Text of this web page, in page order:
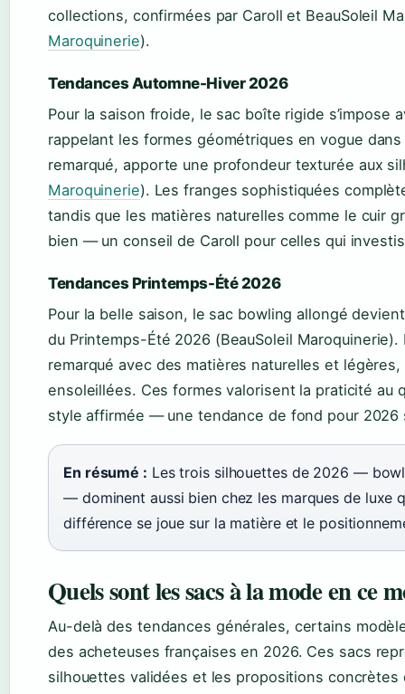
collections, confirmées par Caroll et BeauSoleil
Maroquinerie).
Tendances Automne-Hiver 2026
Pour la saison froide, le sac boîte rigide s’impose
rappelant les formes géométriques en vogue
remarqué, apporte une profondeur texturée aux
Maroquinerie). Les franges sophistiquées
tandis que les matières naturelles comme le cuir
bien — un conseil de Caroll pour celles qui
Tendances Printemps-Été 2026
Pour la belle saison, le sac bowling allongé
du Printemps-Été 2026 (BeauSoleil
remarqué avec des matières naturelles et
ensoleillées. Ces formes valorisent la praticité au
style affirmée — une tendance de fond pour 2026
En résumé : Les trois silhouettes de 2026 —
— dominent aussi bien chez les marques de luxe
différence se joue sur la matière et le
Quels sont les sacs à la mode en ce
Au-delà des tendances générales, certains
des acheteuses françaises en 2026. Ces sacs
silhouettes validées et les propositions concrètes